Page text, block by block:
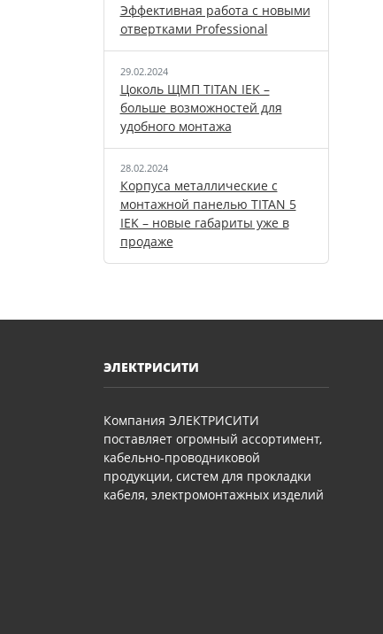
Эффективная работа с новыми
отвертками Professional
29.02.2024
Цоколь ЩМП TITAN IEK –
больше возможностей для
удобного монтажа
28.02.2024
Корпуса металлические с
монтажной панелью TITAN 5
IEK – новые габариты уже в
продаже
ЭЛЕКТРИСИТИ
Компания ЭЛЕКТРИСИТИ
поставляет огромный ассортимент,
кабельно-проводниковой
продукции, систем для прокладки
кабеля, электромонтажных изделий